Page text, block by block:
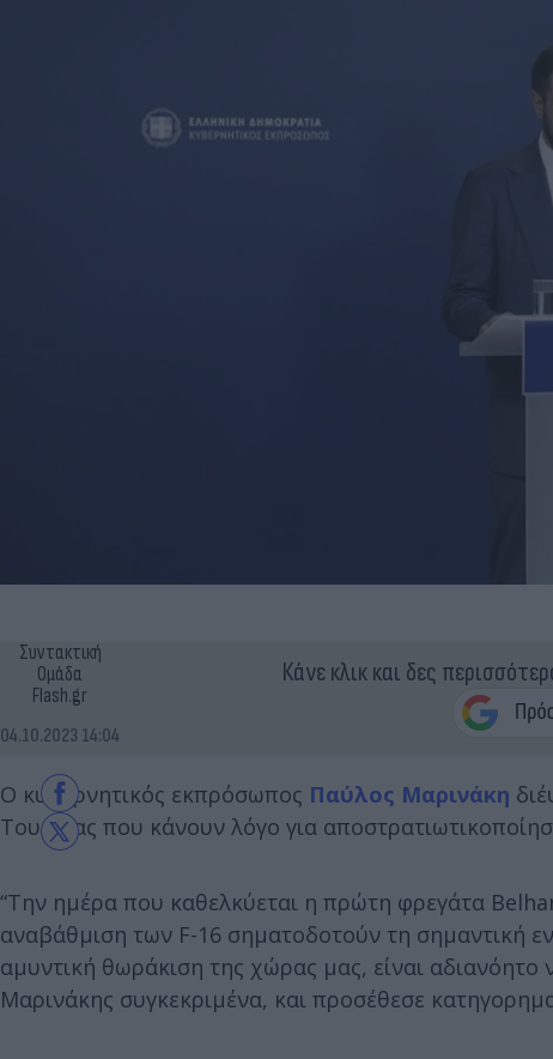
Συντακτική
Ομάδα
Flash.gr
04.10.2023 14:04
Κάνε κλικ και δες
Ο κυβερνητικός εκπρόσωπος Παύλος Μαρινάκη
Τουρκίας που κάνουν λόγο για
“Την ημέρα που καθελκύεται η πρώτη φρεγάτα
αναβάθμιση των F-16 σηματοδοτούν τη σημαντική
αμυντική θωράκιση της χώρας μας, είναι αδιανόητο
Μαρινάκης συγκεκριμένα, και προσέθεσε